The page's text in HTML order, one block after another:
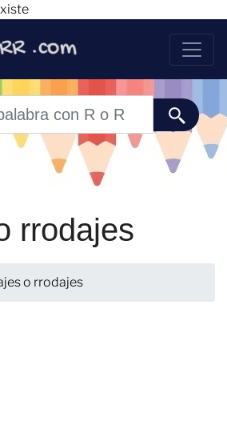
rrodajes
o rrodajes